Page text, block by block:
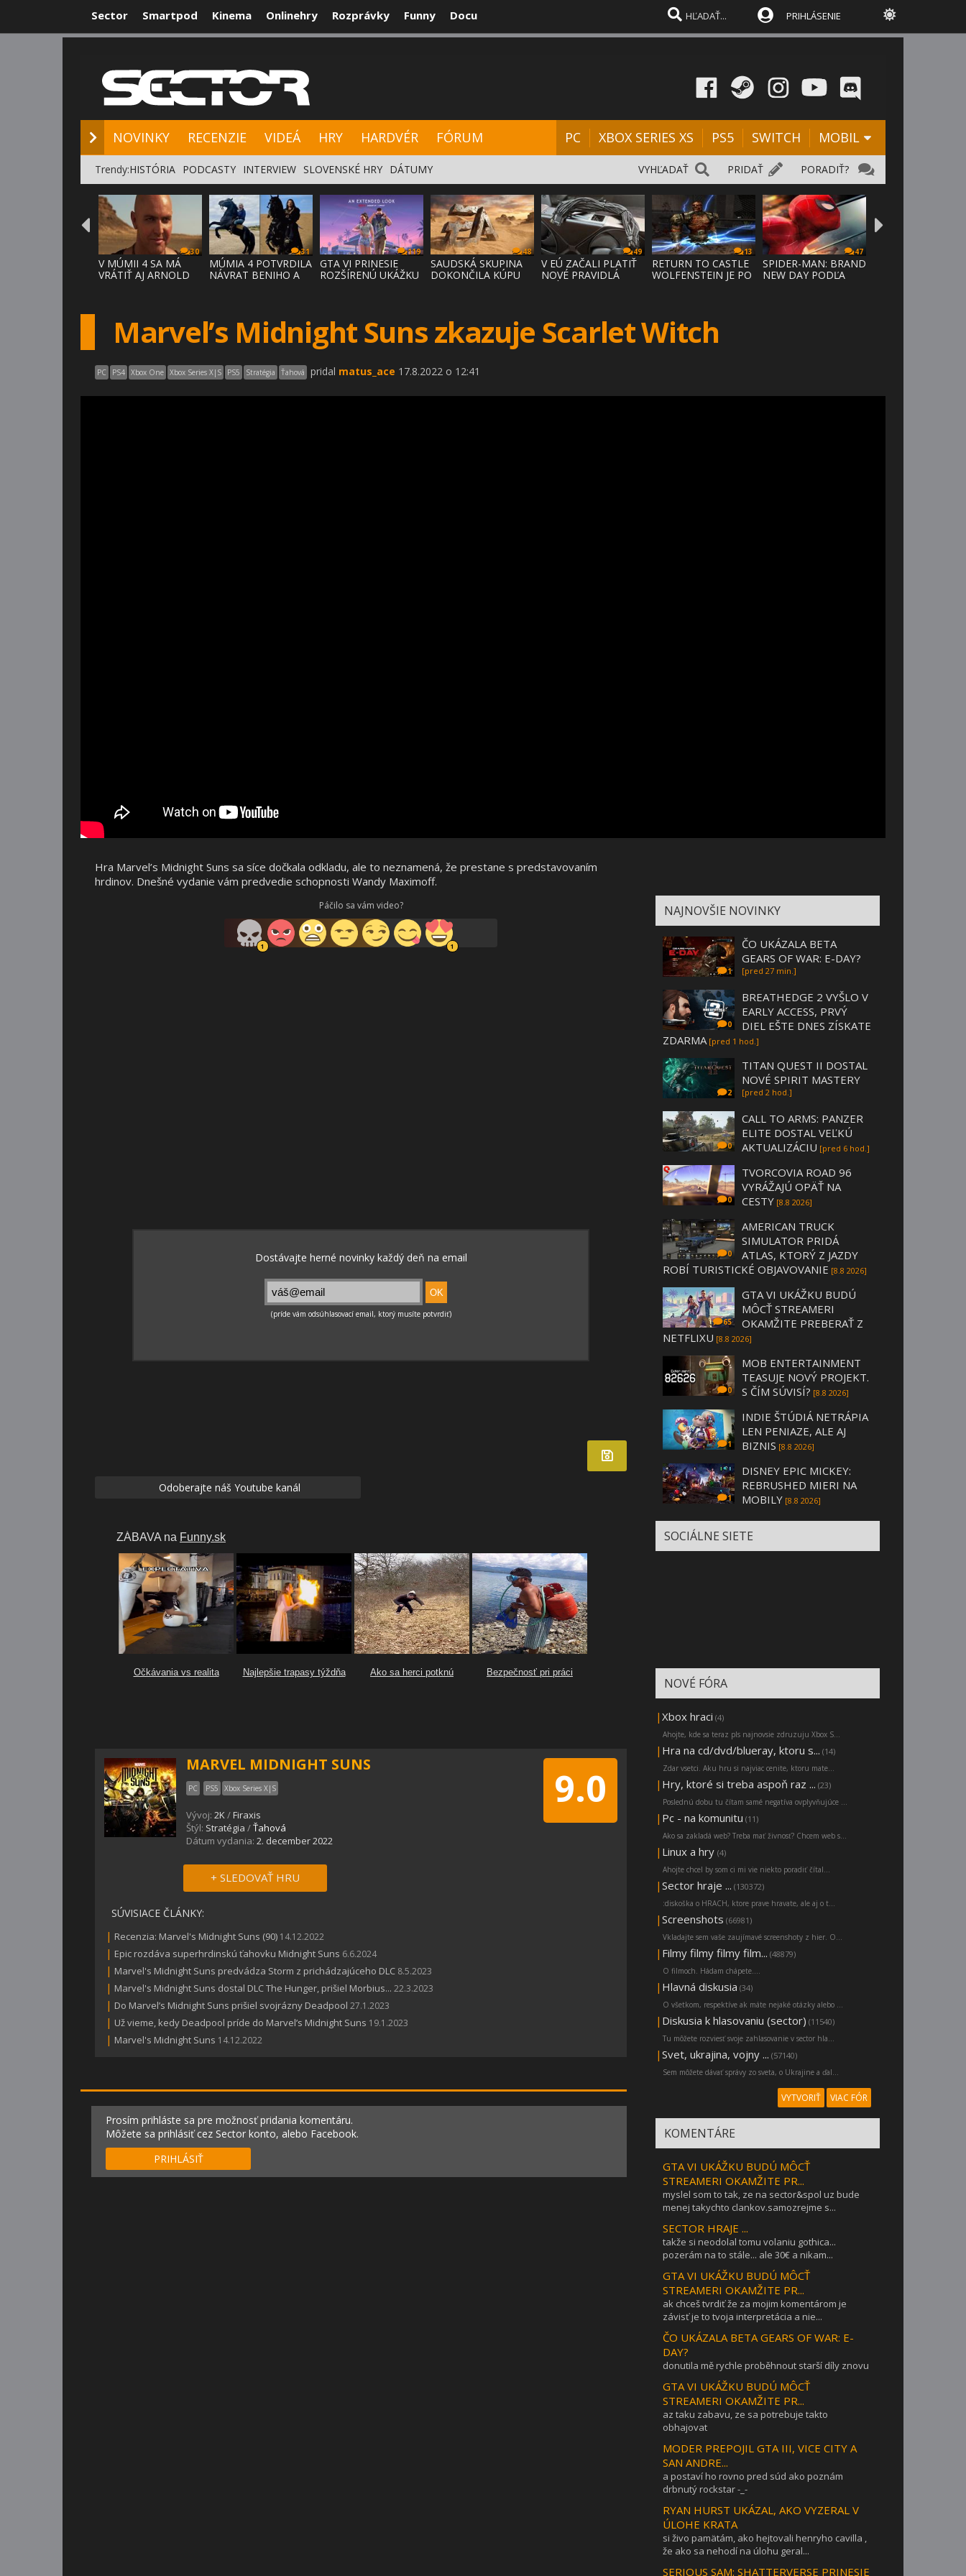
Sector Smartpod Kinema Onlinehry Rozprávky Funny Docu PRIHLÁSENIE
NOVINKY RECENZIE VIDEÁ HRY HARDVÉR FÓRUM PC XBOX SERIES XS PS5 SWITCH MOBIL
PORADIŤ?
PRIDAŤ
VYHĽADAŤ
Trendy:HISTÓRIA PODCASTY INTERVIEW SLOVENSKÉ HRY DÁTUMY
30
V MÚMII 4 SA MÁ
VRÁTIŤ AJ ARNOLD
31
MÚMIA 4 POTVRDILA
NÁVRAT BENIHO A
119
GTA VI PRINESIE
ROZŠÍRENÚ UKÁŽKU
48
SAUDSKÁ SKUPINA
DOKONČILA KÚPU
49
V EÚ ZAČALI PLATIŤ
NOVÉ PRAVIDLÁ
13
RETURN TO CASTLE
WOLFENSTEIN JE PO
47
SPIDER-MAN: BRAND
NEW DAY PODĽA
Marvel’s Midnight Suns zkazuje Scarlet Witch
PC PS4 Xbox One Xbox Series X|S PS5 Stratégia Ťahová pridal matus_ace 17.8.2022 o 12:41
Hra Marvel’s Midnight Suns sa síce dočkala odkladu, ale to neznamená, že prestane s predstavovaním
hrdinov. Dnešné vydanie vám predvedie schopnosti Wandy Maximoff.
Páčilo sa vám video?
Odoberajte náš Youtube kanál
9.0
MARVEL MIDNIGHT SUNS
PC PS5 Xbox Series X|S
Vývoj: 2K/Firaxis
Štýl: Stratégia /Ťahová
Dátum vydania: 2. december 2022
+ SLEDOVAŤ HRU
SÚVISIACE ČLÁNKY:
| Recenzia: Marvel's Midnight Suns (90) 14.12.2022
| Epic rozdáva superhrdinskú ťahovku Midnight Suns 6.6.2024
| Marvel's Midnight Suns predvádza Storm z prichádzajúceho DLC 8.5.2023
| Marvel's Midnight Suns dostal DLC The Hunger, prišiel Morbius... 22.3.2023
| Do Marvel’s Midnight Suns prišiel svojrázny Deadpool 27.1.2023
| Už vieme, kedy Deadpool príde do Marvel’s Midnight Suns 19.1.2023
| Marvel's Midnight Suns 14.12.2022
Prosím prihláste sa pre možnosť pridania komentáru.
Môžete sa prihlásiť cez Sector konto, alebo Facebook.
PRIHLÁSIŤ
NAJNOVŠIE NOVINKY
1
ČO UKÁZALA BETA
GEARS OF WAR: E-DAY?
[pred 27 min.]
0
BREATHEDGE 2 VYŠLO V
EARLY ACCESS, PRVÝ
DIEL EŠTE DNES ZÍSKATE
ZDARMA [pred 1 hod.]
2
TITAN QUEST II DOSTAL
NOVÉ SPIRIT MASTERY
[pred 2 hod.]
0
CALL TO ARMS: PANZER
ELITE DOSTAL VEĽKÚ
AKTUALIZÁCIU [pred 6 hod.]
0
TVORCOVIA ROAD 96
VYRÁŽAJÚ OPÄŤ NA
CESTY [8.8 2026]
0
AMERICAN TRUCK
SIMULATOR PRIDÁ
ATLAS, KTORÝ Z JAZDY
ROBÍ TURISTICKÉ OBJAVOVANIE [8.8 2026]
65
GTA VI UKÁŽKU BUDÚ
MÔCŤ STREAMERI
OKAMŽITE PREBERAŤ Z
NETFLIXU [8.8 2026]
0
MOB ENTERTAINMENT
TEASUJE NOVÝ PROJEKT.
S ČÍM SÚVISÍ? [8.8 2026]
1
INDIE ŠTÚDIÁ NETRÁPIA
LEN PENIAZE, ALE AJ
BIZNIS [8.8 2026]
1
DISNEY EPIC MICKEY:
REBRUSHED MIERI NA
MOBILY [8.8 2026]
SOCIÁLNE SIETE
NOVÉ FÓRA
| Xbox hraci (4)
Ahojte, kde sa teraz pls najnovsie zdruzuju Xbox S...
| Hra na cd/dvd/blueray, ktoru s... (14)
Zdar vsetci. Aku hru si najviac cenite, ktoru mate...
| Hry, ktoré si treba aspoň raz ... (23)
Poslednú dobu tu čítam samé negatíva ovplyvňujúce ...
| Pc - na komunitu (11)
Ako sa zakladá web? Treba mať živnosť? Chcem web s...
| Linux a hry (4)
Ahojte chcel by som ci mi vie niekto poradiť čítal...
| Sector hraje ... (130372)
:diskoška o HRACH, ktore prave hravate, ale aj o t...
| Screenshots (66981)
Vkladajte sem vaše zaujímavé screenshoty z hier. O...
| Filmy filmy filmy film... (48879)
O filmoch. Hádam chápete....
| Hlavná diskusia (34)
O všetkom, respektíve ak máte nejaké otázky alebo ...
| Diskusia k hlasovaniu (sector) (11540)
Tu môžete rozviesť svoje zahlasovanie v sector hla...
| Svet, ukrajina, vojny ... (57140)
Sem môžete dávať správy zo sveta, o Ukrajine a ďal...
VYTVORIŤ VIAC FÓR
KOMENTÁRE
GTA VI UKÁŽKU BUDÚ MÔCŤ
STREAMERI OKAMŽITE PR...
myslel som to tak, ze na sector&spol uz bude
menej takychto clankov.samozrejme s...
SECTOR HRAJE ...
takže si neodolal tomu volaniu gothica...
pozerám na to stále... ale 30€ a nikam...
GTA VI UKÁŽKU BUDÚ MÔCŤ
STREAMERI OKAMŽITE PR...
ak chceš tvrdiť že za mojim komentárom je
závisť je to tvoja interpretácia a nie...
ČO UKÁZALA BETA GEARS OF WAR: E-
DAY?
donutila mě rychle proběhnout starší díly znovu
GTA VI UKÁŽKU BUDÚ MÔCŤ
STREAMERI OKAMŽITE PR...
az taku zabavu, ze sa potrebuje takto
obhajovat
MODER PREPOJIL GTA III, VICE CITY A
SAN ANDRE...
a postaví ho rovno pred súd ako poznám
drbnutý rockstar -_-
RYAN HURST UKÁZAL, AKO VYZERAL V
ÚLOHE KRATA
si živo pamätám, ako hejtovali henryho cavilla ,
že ako sa nehodí na úlohu geral...
SERIOUS SAM: SHATTERVERSE PRINESIE